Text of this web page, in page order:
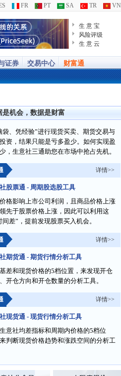
FR PT SA TR VN
生 意 宝
风险评级
生 意 云
证券 交易中心 财富通
是机会，数据是财富
袋、凭经验”进行现货买卖、期货交易与
资，结果只能是亏多盈少。如何实现盈
，生意社三通助您在市场中抢占先机。
详情>>
股票通 - 周期股选股工具
格影响上市公司利润，且商品价格上涨
先于股票价格上涨，因此可以利用这
间差”，提前发现股票买入机会。
详情>>
期货通 - 期货行情分析工具
差和现货价格的5档位置，来发现开仓
开仓方向和开仓数量的分析工具。
详情>>
现货通 - 现货行情分析工具
意社均差指标和周期内价格的5档位
判断现货价格趋势和涨跌空间的分析工